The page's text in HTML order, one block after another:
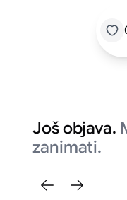
Još objava.
zanimati.